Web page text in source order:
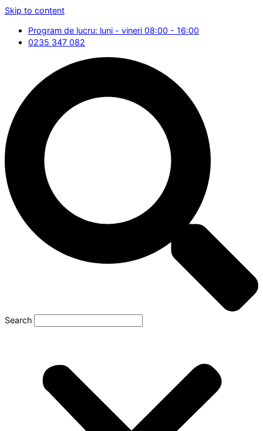
Skip to content
Program de lucru: luni - vineri 08:00 - 16:00
0235 347 082
Search